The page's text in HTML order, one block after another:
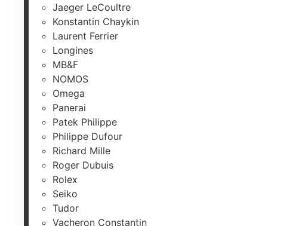
Jaeger LeCoultre
Konstantin Chaykin
Laurent Ferrier
Longines
MB&F
NOMOS
Omega
Panerai
Patek Philippe
Philippe Dufour
Richard Mille
Roger Dubuis
Rolex
Seiko
Tudor
Vacheron Constantin